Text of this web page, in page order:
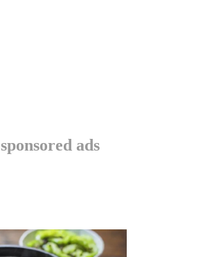
sponsored ads